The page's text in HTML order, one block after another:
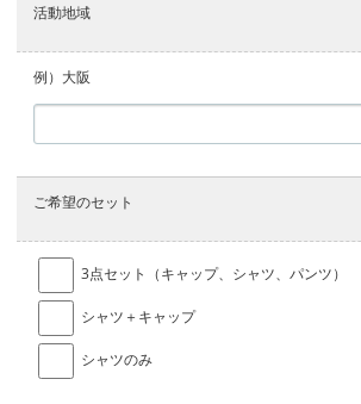
活動地域
例）大阪
ご希望のセット
3点セット（キャップ、シャツ、パンツ）
シャツ＋キャップ
シャツのみ